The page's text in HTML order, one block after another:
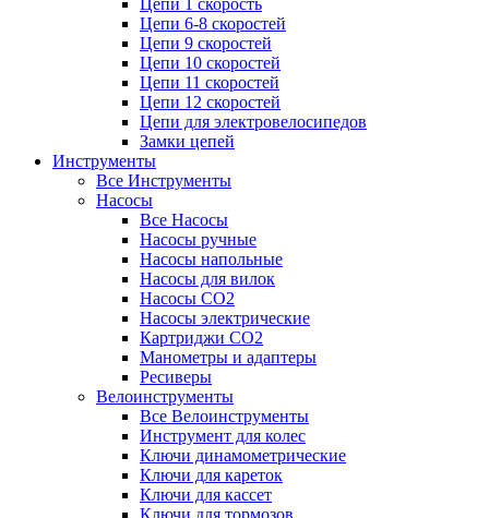
Цепи 1 скорость
Цепи 6-8 скоростей
Цепи 9 скоростей
Цепи 10 скоростей
Цепи 11 скоростей
Цепи 12 скоростей
Цепи для электровелосипедов
Замки цепей
Инструменты
Все Инструменты
Насосы
Все Насосы
Насосы ручные
Насосы напольные
Насосы для вилок
Насосы CO2
Насосы электрические
Картриджи CO2
Манометры и адаптеры
Ресиверы
Велоинструменты
Все Велоинструменты
Инструмент для колес
Ключи динамометрические
Ключи для кареток
Ключи для кассет
Ключи для тормозов